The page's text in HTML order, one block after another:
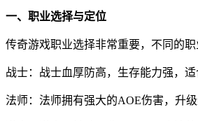
一、职业选择与定位
传奇游戏职业选择非常重要，不同的
战士：战士血厚防高，生存能力强，
法师：法师拥有强大的AOE伤害，升